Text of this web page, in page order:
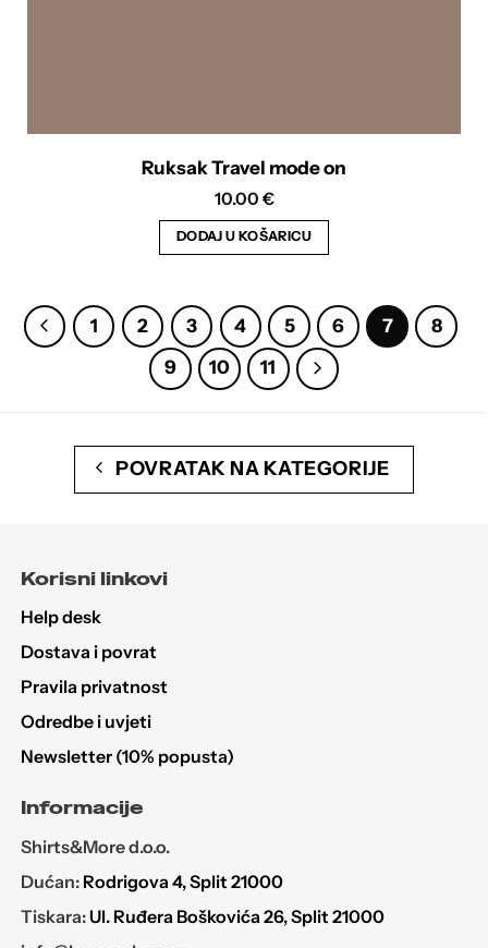
Ruksak Travel mode on
10.00 €
DODAJ U KOŠARICU
1 2 3 4 5 6 7
8
9
10 11
POVRATAK NA KATEGORIJE
Korisni linkovi
Help desk
Dostava i povrat
Pravila privatnost
Odredbe i uvjeti
Newsletter (10% popusta)
Informacije
Shirts&More d.o.o.
Dućan: Rodrigova 4, Split 21000
Tiskara:Ul. Ruđera Boškovića 26, Split 21000